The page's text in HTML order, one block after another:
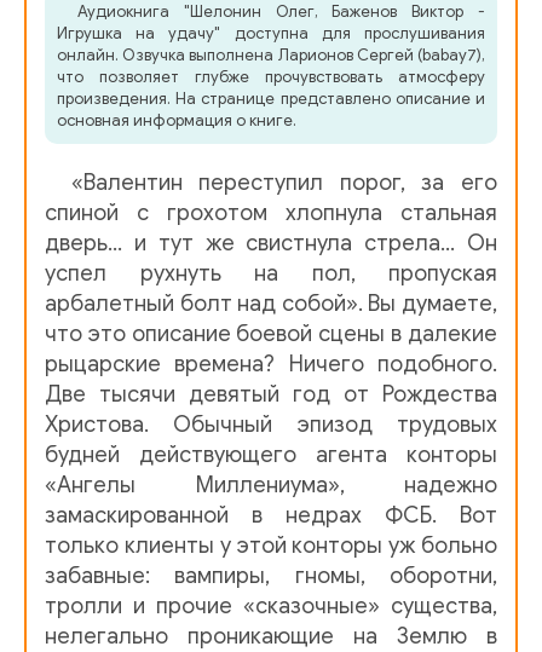
006
007
008
010
011
012
013
014
016
018
019
Аудиокнига "Шелонин Олег, Баженов Виктор -
Игрушка на удачу" доступна для прослушивания
онлайн. Озвучка выполнена Ларионов Сергей (babay7),
что позволяет глубже прочувствовать атмосферу
произведения. На странице представлено описание и
основная информация о книге.
«Валентин переступил порог, за его
спиной с грохотом хлопнула стальная
дверь… и тут же свистнула стрела… Он
успел рухнуть на пол, пропуская
арбалетный болт над собой». Вы думаете,
что это описание боевой сцены в далекие
рыцарские времена? Ничего подобного.
Две тысячи девятый год от Рождества
Христова. Обычный эпизод трудовых
будней действующего агента конторы
«Ангелы Миллениума», надежно
замаскированной в недрах ФСБ. Вот
только клиенты у этой конторы уж больно
забавные: вампиры, гномы, оборотни,
тролли и прочие «сказочные» существа,
нелегально проникающие на Землю в